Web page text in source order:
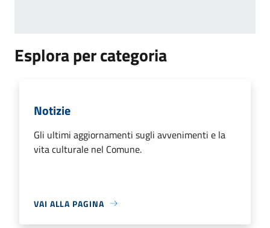
Esplora per categoria
Notizie
Gli ultimi aggiornamenti sugli avvenimenti e la
vita culturale nel Comune.
VAI ALLA PAGINA